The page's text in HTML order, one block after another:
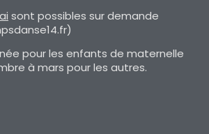
sont possibles sur demande
pour les enfants de maternelle
à mars pour les autres.